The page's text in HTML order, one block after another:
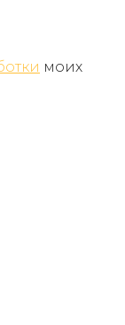
моих